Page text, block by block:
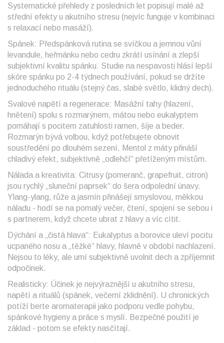
Systematické přehledy z posledních let popisují malé až
střední efekty u akutního stresu (nejvíc funguje v kombinaci
s relaxací nebo masáží).
Spánek: Předspánková rutina se svíčkou a jemnou vůní
levandule, heřmánku nebo cedru zkrátí usínání a zlepší
subjektivní kvalitu spánku. Studie na nespavosti hlásí lepší
skóre spánku po 2-4 týdnech používání, pokud se držíte
jednoduchého rituálu (stejný čas, slabé světlo, klidný dech).
Svalové napětí a regenerace: Masážní tahy (hlazení,
hnětení) spolu s rozmarýnem, mátou nebo eukalyptem
pomáhají s pocitem zatuhlosti ramen, šíje a beder.
Rozmarýn bývá volbou, když potřebujete obnovit
soustředění po dlouhém sezení. Mentol z máty přináší
chladivý efekt, subjektivně „odlehčí“ přetíženým místům.
Nálada a kreativita: Citrusy (pomeranč, grapefruit, citron)
jsou rychlý „sluneční paprsek“ do šera odpolední únavy.
Ylang-ylang, růže a jasmín přinášejí smyslovou, měkkou
náladu - hodí se na pomalý večer, čtení, spojení se sebou i
s partnerem, když chcete ubrat z hlavy a víc cítit.
Dýchání a „čistá hlava“: Eukalyptus a borovice uleví pocitu
ucpaného nosu a „těžké“ hlavy, hlavně v období nachlazení.
Nejsou to léky, ale umí subjektivně uvolnit dech a zpříjemnit
odpočinek.
Realisticky: Účinek je nejvýraznější u akutního stresu,
napětí a rituálů (spánek, večerní zklidnění). U chronických
potíží berte aromaterapii jako podporu vedle pohybu,
spánkové hygieny a práce s myslí. Bezpečné použití je
základ - potom se efekty nasčítají.